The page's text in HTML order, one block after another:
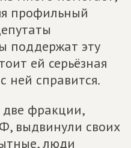
профильный
поддержат эту
ей серьёзная
ней справится.
две фракции,
выдвинули своих
люди